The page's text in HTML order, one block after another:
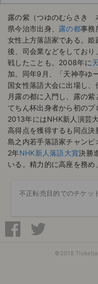
露の紫（つゆのむらさき
県今治市出身、 露の都事務
女性上方落語家である。
後、司会業などをしており
戦したことも。2008年に
加。同年9月、「天神亭ゆ
国女性落語大会に出場し
月露の都に入門し、露の
てちん杯出身者から初のプ
2013年にはNHK新人演芸
高得点を獲得するも同点
島之内若手落語家チャン
2年NHK新人落語大賞決勝
いる。精力的に高座を務め
不正転売目的でのチケッ
©2018